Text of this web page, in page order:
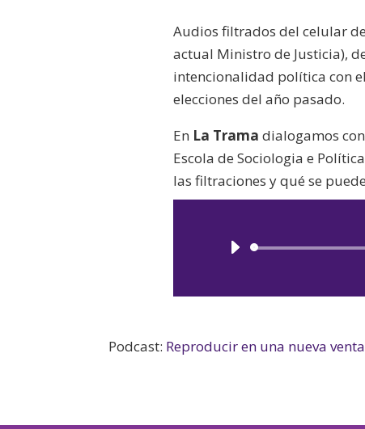
Audios filtrados del celular
actual Ministro de Justicia),
intencionalidad política con
elecciones del año pasado.
En La Trama dialogamos
Escola de Sociologia e
las filtraciones y qué se
Podcast: Reproducir en una nueva